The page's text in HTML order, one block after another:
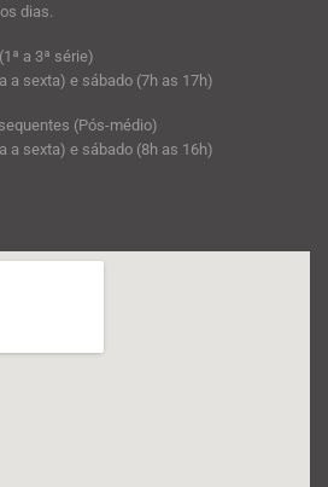
dias.
a 3ª série)
a sexta) e sábado (7h as 17h)
(Pós-médio)
a sexta) e sábado (8h as 16h)